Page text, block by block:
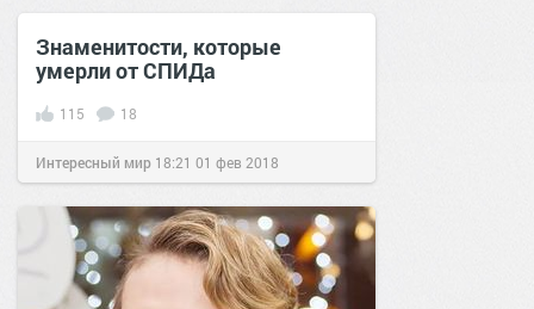
Знаменитости, которые
умерли от СПИДа
115 18
Интересный мир 18:21 01 фев 2018